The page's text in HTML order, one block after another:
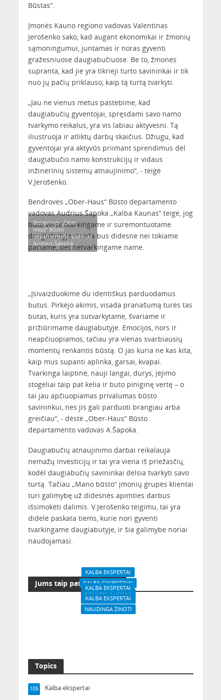
Būstas“.
Įmonės Kauno regiono vadovas Valentinas
Jerošenko sako, kad augant ekonomikai ir žmonių
sąmoningumui, juntamas ir noras gyventi
gražesniuose daugiabučiuose. Be to, žmonės
supranta, kad jie yra tikrieji turto savininkai ir tik
nuo jų pačių priklauso, kaip tą turtą tvarkyti.
„Jau ne vienus metus pastebime, kad
daugiabučių gyventojai, spręsdami savo namo
tvarkymo reikalus, yra vis labiau aktyvesni. Tą
iliustruoja ir atliktų darbų skaičius. Džiugu, kad
gyventojai yra aktyvūs priimant sprendimus dėl
daugiabučio namo konstrukcijų ir vidaus
inžinerinių sistemų atnaujinimo“, - teigė
V.Jerošenko.
Bendrovės „Ober-Haus“ Būsto departamento
vadovas Audrius Šapoka „Kalba Kaunas“ teigė, jog
buto vertė tvarkingame ir suremontuotame
daugiabutyje visada bus didesnė nei tokiame
pačiame, bet netvarkingame name.
Bendrovės „Ober-
Haus“ Būsto
departamento vadovas
Audrius Šapoka
„Įsivaizduokime du identiškus parduodamus
butus. Pirkėjo akimis, visada pranašumą turės tas
butas, kuris yra sutvarkytame, švariame ir
prižiūrimame daugiabutyje. Emocijos, nors ir
neapčiuopiamos, tačiau yra vienas svarbiausių
momentų renkantis būstą. O jas kuria ne kas kita,
kaip mus supanti aplinka, garsai, kvapai.
Tvarkinga laiptinė, nauji langai, durys, įėjimo
stogeliai taip pat kelia ir buto piniginę vertę – o
tai jau apčiuopiamas privalumas būsto
savininkui, nes jis gali parduoti brangiau arba
greičiau“, - dėstė „Ober-Haus“ Būsto
departamento vadovas A.Šapoka.
Daugiabučių atnaujinimo darbai reikalauja
nemažų investicijų ir tai yra viena iš priežasčių,
kodėl daugiabučių savininkai delsia tvarkyti savo
turtą. Tačiau „Mano būsto“ įmonių grupės klientai
turi galimybę už didesnės apimties darbus
išsimokėti dalimis. V.Jerošenko teigimu, tai yra
didelė paskata tiems, kurie nori gyventi
tvarkingame daugiabutyje, ir šia galimybe noriai
naudojamasi.
Jums taip pat gali patikti
KALBA EKSPERTAI
KALBA GYVENTOJAI
NAUDINGA ŽINOTI
Buto užliejimo
KALBA EKSPERTAI
NAUDINGA ŽINOTI
Užteks, kad tavo būsto
KALBA EKSPERTAI
NAUDINGA ŽINOTI
Topics
Kalba ekspertai
105